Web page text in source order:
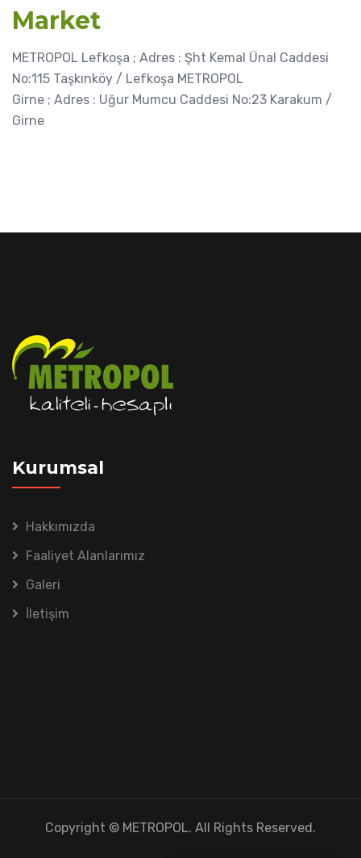
Market
METROPOL Lefkoşa ; Adres : Şht Kemal Ünal Caddesi
No:115 Taşkınköy / Lefkoşa METROPOL
Girne ; Adres : Uğur Mumcu Caddesi No:23 Karakum /
Girne
Kurumsal
Hakkımızda
Faaliyet Alanlarımız
Galeri
İletişim
Copyright ©️ METROPOL. All Rights Reserved.